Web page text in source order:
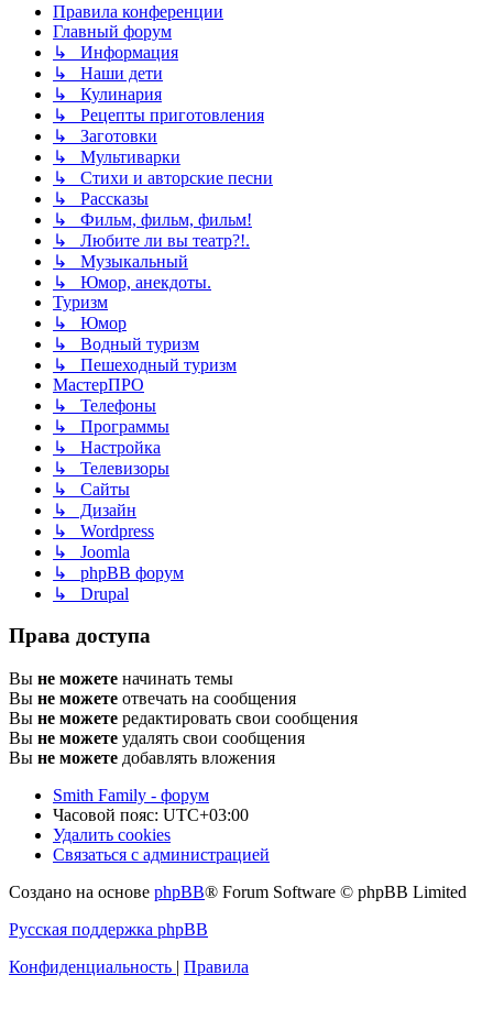
Правила конференции
Главный форум
↳ Информация
↳ Наши дети
↳ Кулинария
↳ Рецепты приготовления
↳ Заготовки
↳ Мультиварки
↳ Стихи и авторские песни
↳ Рассказы
↳ Фильм, фильм, фильм!
↳ Любите ли вы театр?!.
↳ Музыкальный
↳ Юмор, анекдоты.
Туризм
↳ Юмор
↳ Водный туризм
↳ Пешеходный туризм
МастерПРО
↳ Телефоны
↳ Программы
↳ Настройка
↳ Телевизоры
↳ Сайты
↳ Дизайн
↳ Wordpress
↳ Joomla
↳ phpBB форум
↳ Drupal
Права доступа
Вы не можете начинать темы
Вы не можете отвечать на сообщения
Вы не можете редактировать свои сообщения
Вы не можете удалять свои сообщения
Вы не можете добавлять вложения
Smith Family - форум
Часовой пояс: UTC+03:00
Удалить cookies
Связаться с администрацией
Создано на основе phpBB® Forum Software © phpBB Limited
Русская поддержка phpBB
Конфиденциальность | Правила